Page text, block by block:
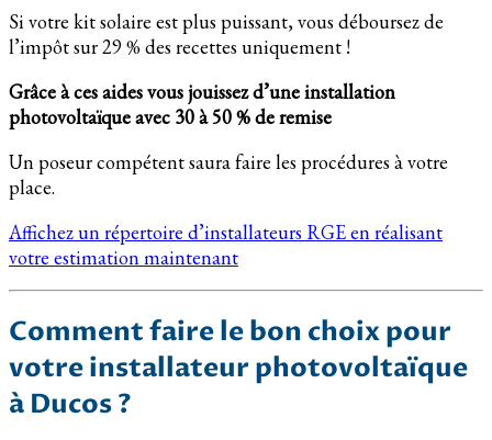
Si votre kit solaire est plus puissant, vous déboursez de
l’impôt sur 29 % des recettes uniquement !
Grâce à ces aides vous jouissez d’une installation
photovoltaïque avec 30 à 50 % de remise
Un poseur compétent saura faire les procédures à votre
place.
Affichez un répertoire d’installateurs RGE en réalisant
votre estimation maintenant
Comment faire le bon choix pour
votre installateur photovoltaïque
à Ducos ?